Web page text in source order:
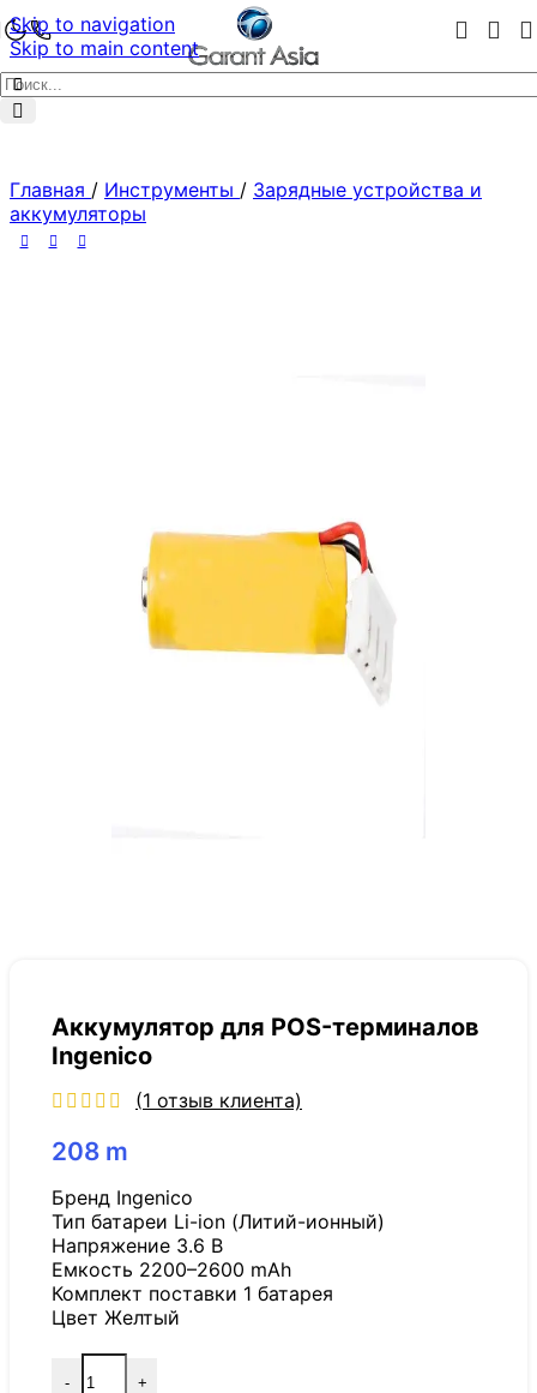
Skip to navigation
Skip to main content
Главная / Инструменты / Зарядные устройства и
аккумуляторы
Аккумулятор для POS-терминалов
Ingenico
(1 отзыв клиента)
208 m
Бренд Ingenico
Тип батареи Li-ion (Литий-ионный)
Напряжение 3.6 В
Емкость 2200–2600 mAh
Комплект поставки 1 батарея
Цвет Желтый
- +